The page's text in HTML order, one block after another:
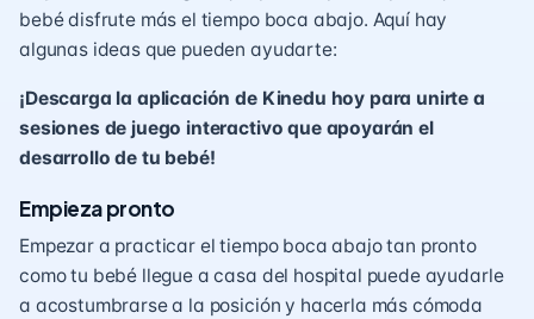
bebé disfrute más el tiempo boca abajo. Aquí hay
algunas ideas que pueden ayudarte:
¡Descarga la aplicación de Kinedu hoy para unirte a
sesiones de juego interactivo que apoyarán el
desarrollo de tu bebé!
Empieza pronto
Empezar a practicar el tiempo boca abajo tan pronto
como tu bebé llegue a casa del hospital puede ayudarle
a acostumbrarse a la posición y hacerla más cómoda